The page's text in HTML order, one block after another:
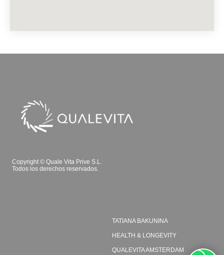
Copyright © Quale Vita Prive S.L.
Todos los derechos reservados.
TATIANA BAKUNINA
HEALTH & LONGEVITY
QUALEVITA AMSTERDAM